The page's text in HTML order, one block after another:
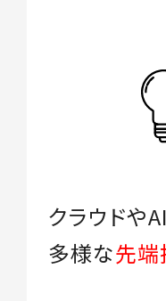
クラウドや
多様な先端